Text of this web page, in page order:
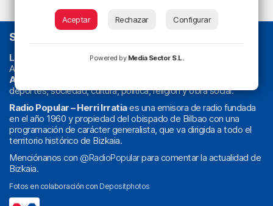
SOBRE NOSOTROS
La radio sin cadenas. Desde 1960 haciendo radio en Bilbao.
Actualidad y
Athletic
deportes, sociedad, cultura, política, religión y obra social.
Radio Popular – Herri Irratiaes una emisora de radio fundada
en el año 1960 y propiedad del obispado de Bilbao con una
programación de carácter generalista, que va dirigida a todo el
territorio histórico de Bizkaia.
Menciónanos con @RadioPopularpara comentar la actualidad de
Bizkaia.
Fotos en colaboración con Depositphotos
Aceptar Rechazar Configurar
Powered by Media Sector S.L.